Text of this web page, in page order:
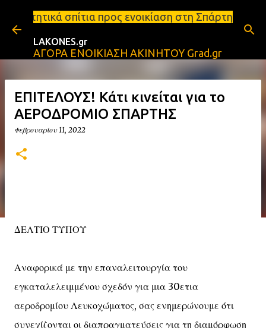
Μετάβαση στο κύριο περιεχόμενο
προς ενοικίαση στη Σπάρτη Ενοικιάσεις
LAKONES.gr
ΑΓΟΡΑ ΕΝΟΙΚΙΑΣΗ ΑΚΙΝΗΤΟΥ Grad.gr
ΕΠΙΤΕΛΟΥΣ! Κάτι κινείται για το
ΑΕΡΟΔΡΟΜΙΟ ΣΠΑΡΤΗΣ
Φεβρουαρίου 11, 2022
ΔΕΛΤΙΟ ΤΥΠΟΥ
Αναφορικά με την επαναλειτουργία του
εγκαταλελειμμένου σχεδόν για μια 30ετια
αεροδρομίου Λευκοχώματος, σας ενημερώνουμε ότι
συνεχίζονται οι διαπραγματεύσεις για τη διαμόρφωση